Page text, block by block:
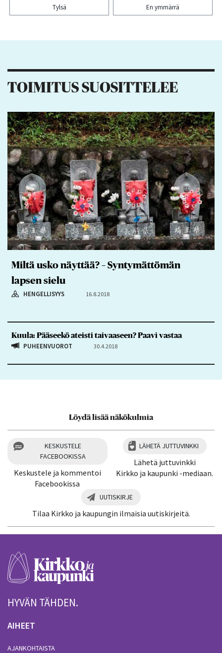
Tylsä En ymmärrä
TOIMITUS SUOSITTELEE
Miltä usko näyttää? – Syntymättömän
lapsen sielu
HENGELLISYYS 16.8.2018
Kuula: Pääseekö ateisti taivaaseen? Paavi vastaa
PUHEENVUOROT 30.4.2018
Löydä lisää näkökulmia
KESKUSTELE
FACEBOOKISSA
Keskustele ja kommentoi
Facebookissa
LÄHETÄ JUTTUVINKKI
Lähetä juttuvinkki
Kirkko ja kaupunki -mediaan.
UUTISKIRJE
Tilaa Kirkko ja kaupungin ilmaisia uutiskirjeitä.
HYVÄN TÄHDEN.
AIHEET
AJANKOHTAISTA